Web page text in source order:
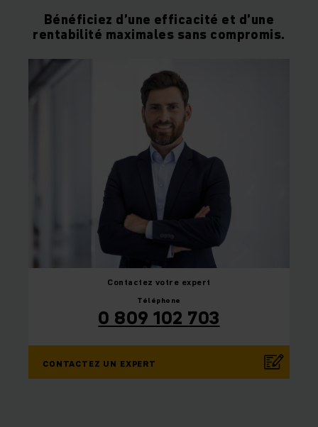
Bénéficiez d’une efficacité et d’une
rentabilité maximales sans compromis.
Contactez votre expert
Téléphone
0 809 102 703
CONTACTEZ UN EXPERT